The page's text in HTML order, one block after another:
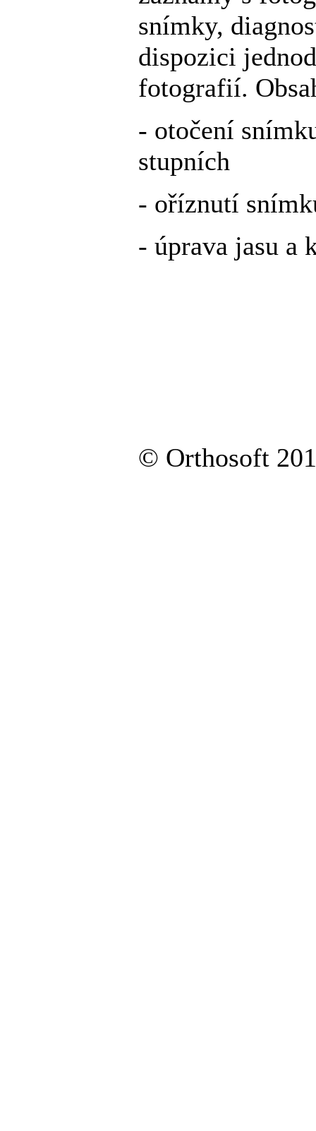
snímky,
dispozici
fotografií.
- otočení
stupních
- oříznutí
- úprava jasu a
© Orthosoft